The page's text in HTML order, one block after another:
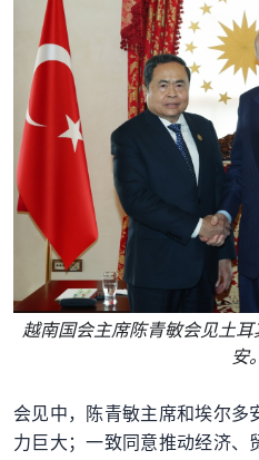
越南国会主席陈青敏会见土耳
安。
会见中，陈青敏主席和埃尔多
力巨大；一致同意推动经济、